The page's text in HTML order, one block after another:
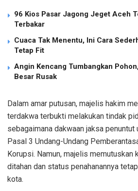
96 Kios Pasar Jagong Jeget Aceh
Terbakar
Cuaca Tak Menentu, Ini Cara
Tetap Fit
Angin Kencang Tumbangkan
Besar Rusak
Dalam amar putusan, majelis hakim
terdakwa terbukti melakukan tindak
sebagaimana dakwaan jaksa penuntut
Pasal 3 Undang-Undang
Korupsi. Namun, majelis memutuskan
ditahan dan status penahanannya
kota.